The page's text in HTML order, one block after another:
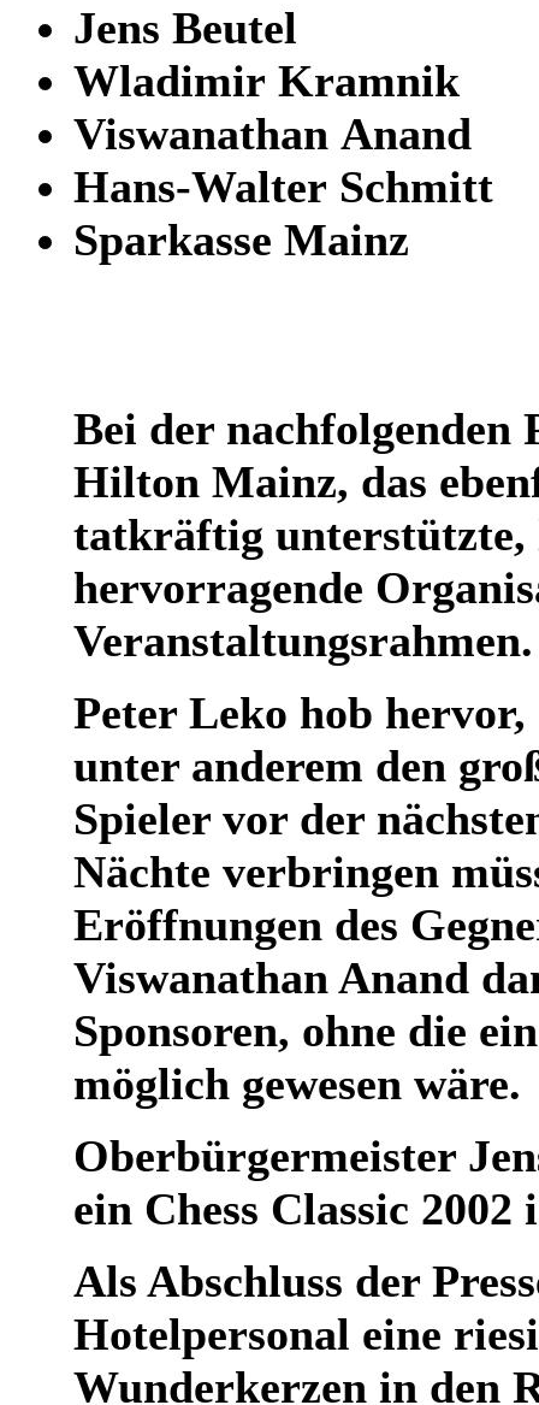
Jens Beutel
Wladimir Kramnik
Viswanathan Anand
Hans-Walter Schmitt
Sparkasse Mainz
Bei der nachfolgenden
Hilton Mainz, das
tatkräftig unterstützte,
hervorragende
Veranstaltungsrahmen.
Peter Leko hob hervor,
unter anderem den
Spieler vor der
Nächte verbringen
Eröffnungen des
Viswanathan Anand
Sponsoren, ohne die
möglich gewesen wäre.
Oberbürgermeister
ein Chess Classic
Als Abschluss der
Hotelpersonal eine
Wunderkerzen in den